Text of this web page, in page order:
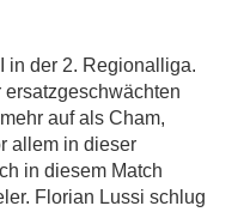
in der 2. Regionalliga.
auf als Cham,
allem in dieser
in diesem Match
Florian Lussi schlug